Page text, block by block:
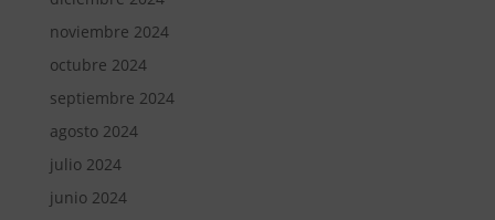
noviembre 2024
octubre 2024
septiembre 2024
agosto 2024
julio 2024
junio 2024